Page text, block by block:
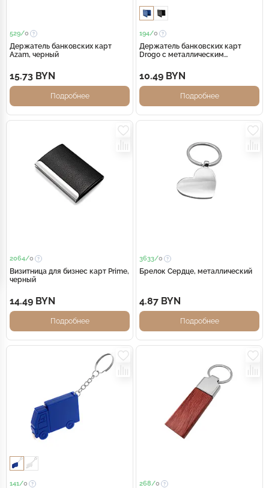
529/0
Держатель банковских карт
Azam, черный
15.73 BYN
Подробнее
194/0
Держатель банковских карт
Drogo с металлическим
10.49 BYN
Подробнее
2064/0
Визитница для бизнес карт Prime,
черный
14.49 BYN
Подробнее
3633/0
Брелок Сердце, металлический
4.87 BYN
Подробнее
141/0 268/0